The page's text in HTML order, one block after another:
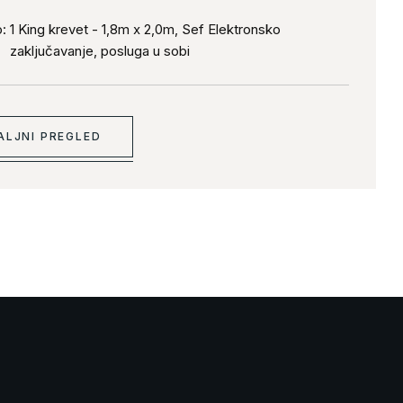
1 King krevet - 1,8m x 2,0m, Sef Elektronsko
zaključavanje, posluga u sobi
PREGLED